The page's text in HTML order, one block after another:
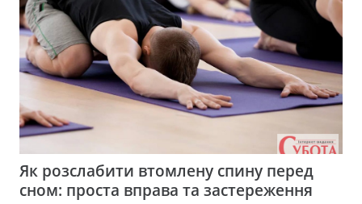
Як розслабити втомлену спину перед
сном: проста вправа та застереження